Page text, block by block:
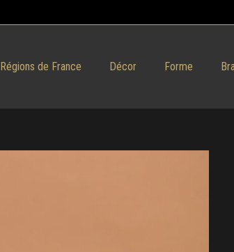
Régions de France Décor Forme